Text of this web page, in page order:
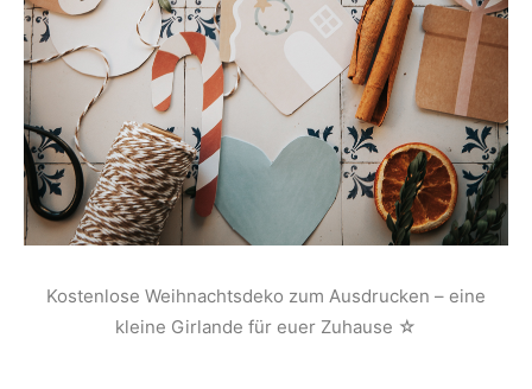
Kostenlose Weihnachtsdeko zum Ausdrucken – eine
kleine Girlande für euer Zuhause ☆